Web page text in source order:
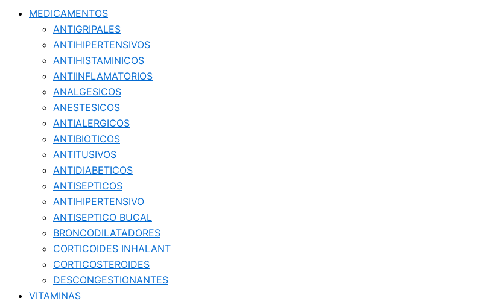
MEDICAMENTOS
ANTIGRIPALES
ANTIHIPERTENSIVOS
ANTIHISTAMINICOS
ANTIINFLAMATORIOS
ANALGESICOS
ANESTESICOS
ANTIALERGICOS
ANTIBIOTICOS
ANTITUSIVOS
ANTIDIABETICOS
ANTISEPTICOS
ANTIHIPERTENSIVO
ANTISEPTICO BUCAL
BRONCODILATADORES
CORTICOIDES INHALANT
CORTICOSTEROIDES
DESCONGESTIONANTES
VITAMINAS